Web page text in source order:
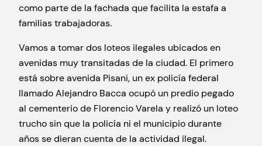
como parte de la fachada que facilita la estafa a
familias trabajadoras.
Vamos a tomar dos loteos ilegales ubicados en
avenidas muy transitadas de la ciudad. El primero
está sobre avenida Pisani, un ex policía federal
llamadoAlejandro Bacca ocupó un predio pegado
al cementerio de Florencio Varela y realizó un loteo
trucho sin que la policía ni el municipio durante
años se dieran cuenta de la actividad ilegal.